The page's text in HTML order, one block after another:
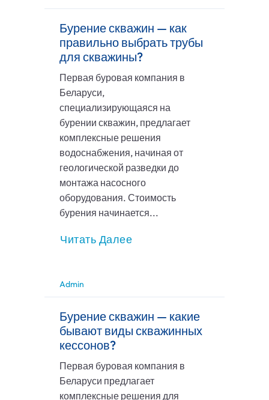
Бурение скважин — как
правильно выбрать трубы
для скважины?
Первая буровая компания в
Беларуси,
специализирующаяся на
бурении скважин, предлагает
комплексные решения
водоснабжения, начиная от
геологической разведки до
монтажа насосного
оборудования. Стоимость
бурения начинается...
Читать Далее
Admin
Бурение скважин — какие
бывают виды скважинных
кессонов?
Первая буровая компания в
Беларуси предлагает
комплексные решения для